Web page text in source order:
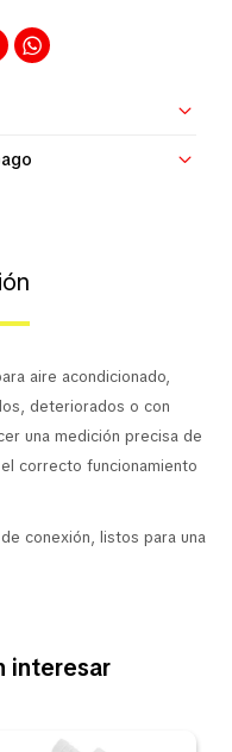

aire acondicionado,
deteriorados o con
una medición precisa de
correcto funcionamiento
conexión, listos para una
interesar